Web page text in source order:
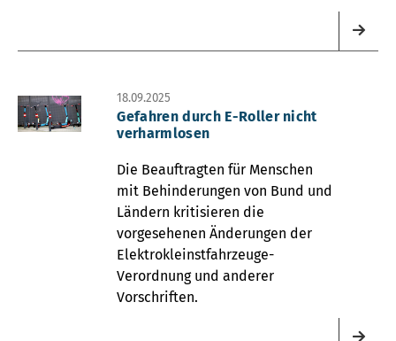
18.09.2025
Gefahren durch E-Roller nicht
verharmlosen
Die Beauftragten für Menschen
mit Behinderungen von Bund und
Ländern kritisieren die
vorgesehenen Änderungen der
Elektrokleinstfahrzeuge-
Verordnung und anderer
Vorschriften.